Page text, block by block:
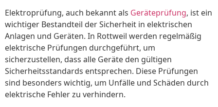
Elektroprüfung, auch bekannt als Geräteprüfung, ist ein
wichtiger Bestandteil der Sicherheit in elektrischen
Anlagen und Geräten. In Rottweil werden regelmäßig
elektrische Prüfungen durchgeführt, um
sicherzustellen, dass alle Geräte den gültigen
Sicherheitsstandards entsprechen. Diese Prüfungen
sind besonders wichtig, um Unfälle und Schäden durch
elektrische Fehler zu verhindern.